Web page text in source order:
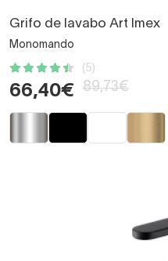
Grifo de lavabo Art Imex
Monomando
(5)
66,40€ 89,73€